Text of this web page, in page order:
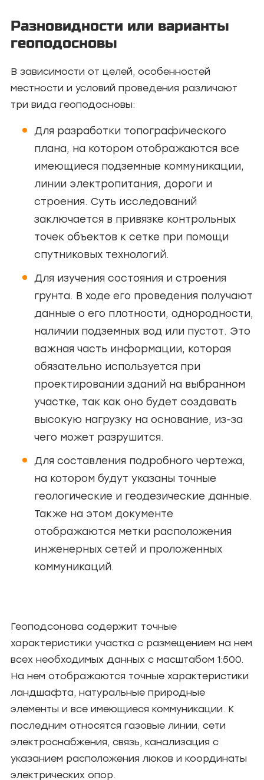
Разновидности или варианты
геоподосновы
В зависимости от целей, особенностей
местности и условий проведения различают
три вида геоподосновы:
Для разработки топографического
плана, на котором отображаются все
имеющиеся подземные коммуникации,
линии электропитания, дороги и
строения. Суть исследований
заключается в привязке контрольных
точек объектов к сетке при помощи
спутниковых технологий.
Для изучения состояния и строения
грунта. В ходе его проведения получают
данные о его плотности, однородности,
наличии подземных вод или пустот. Это
важная часть информации, которая
обязательно используется при
проектировании зданий на выбранном
участке, так как оно будет создавать
высокую нагрузку на основание, из-за
чего может разрушится.
Для составления подробного чертежа,
на котором будут указаны точные
геологические и геодезические данные.
Также на этом документе
отображаются метки расположения
инженерных сетей и проложенных
коммуникаций.
Геоподсонова содержит точные
характеристики участка с размещением на нем
всех необходимых данных с масштабом 1:500.
На нем отображаются точные характеристики
ландшафта, натуральные природные
элементы и все имеющиеся коммуникации. К
последним относятся газовые линии, сети
электроснабжения, связь, канализация с
указанием расположения люков и координаты
электрических опор.